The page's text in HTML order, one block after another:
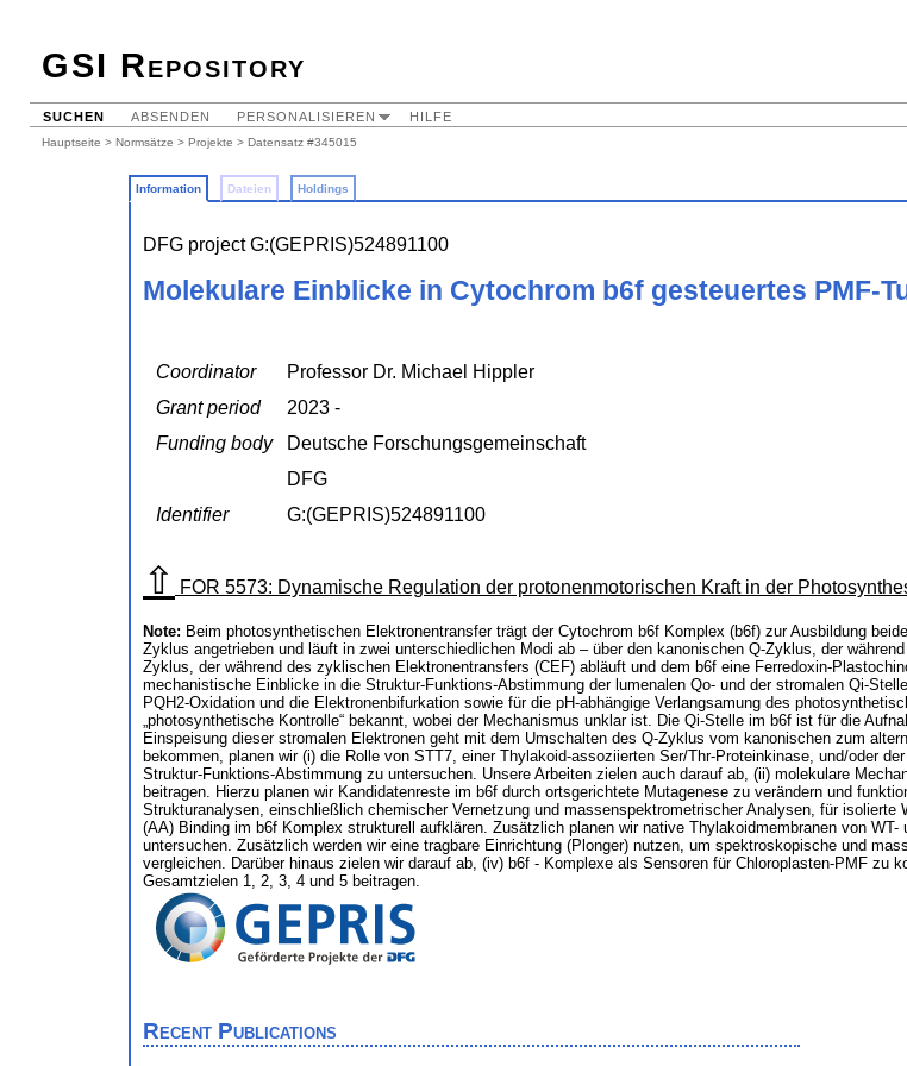
GSI Repository
SUCHEN ABSENDEN PERSONALISIEREN HILFE
Hauptseite > Normsätze > Projekte > Datensatz #345015
Information Dateien Holdings
DFG project G:(GEPRIS)524891100
Molekulare Einblicke in Cytochrom b6f gesteuertes PMF-
Coordinator
Professor Dr. Michael Hippler
Grant period
2023 -
Funding body
Deutsche Forschungsgemeinschaft
DFG
Identifier
G:(GEPRIS)524891100
⇧ FOR 5573: Dynamische Regulation der protonenmotorischen Kraft in der
Note: Beim photosynthetischen Elektronentransfer trägt der Cytochrom b6f Komplex (b6f) zur Ausbildung
Zyklus angetrieben und läuft in zwei unterschiedlichen Modi ab – über den kanonischen Q-Zyklus, der
Zyklus, der während des zyklischen Elektronentransfers (CEF) abläuft und dem b6f eine Ferredoxin-
mechanistische Einblicke in die Struktur-Funktions-Abstimmung der lumenalen Qo- und der stromalen Qi-
PQH2-Oxidation und die Elektronenbifurkation sowie für die pH-abhängige Verlangsamung des
„photosynthetische Kontrolle“ bekannt, wobei der Mechanismus unklar ist. Die Qi-Stelle im b6f ist für die
Einspeisung dieser stromalen Elektronen geht mit dem Umschalten des Q-Zyklus vom kanonischen zum
bekommen, planen wir (i) die Rolle von STT7, einer Thylakoid-assoziierten Ser/Thr-Proteinkinase, und/oder
Struktur-Funktions-Abstimmung zu untersuchen. Unsere Arbeiten zielen auch darauf ab, (ii) molekulare
beitragen. Hierzu planen wir Kandidatenreste im b6f durch ortsgerichtete Mutagenese zu verändern und
Strukturanalysen, einschließlich chemischer Vernetzung und massenspektrometrischer Analysen, für
(AA) Binding im b6f Komplex strukturell aufklären. Zusätzlich planen wir native Thylakoidmembranen von
untersuchen. Zusätzlich werden wir eine tragbare Einrichtung (Plonger) nutzen, um spektroskopische und
vergleichen. Darüber hinaus zielen wir darauf ab, (iv) b6f - Komplexe als Sensoren für Chloroplasten-PMF zu
Gesamtzielen 1, 2, 3, 4 und 5 beitragen.
Recent Publications